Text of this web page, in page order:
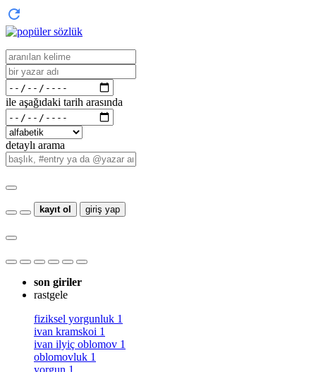
ile aşağıdaki tarih arasında
detaylı arama
kayıt ol giriş yap
son giriler
rastgele
fiziksel yorgunluk 1
ivan kramskoi 1
ivan ilyiç oblomov 1
oblomovluk 1
yorgun 1